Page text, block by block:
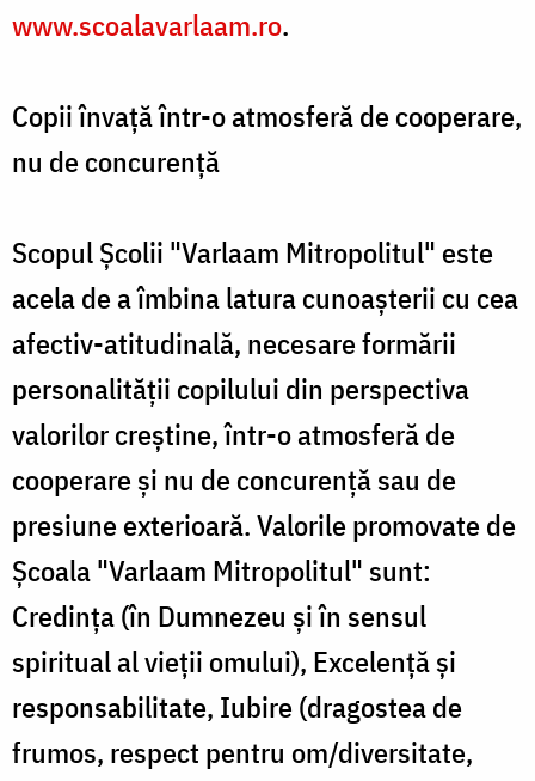
www.scoalavarlaam.ro.
Copii învaţă într-o atmosferă de cooperare,
nu de concurenţă
Scopul Şcolii "Varlaam Mitropolitul" este
acela de a îmbina latura cunoaşterii cu cea
afectiv-atitudinală, necesare formării
personalităţii copilului din perspectiva
valorilor creştine, într-o atmosferă de
cooperare şi nu de concurenţă sau de
presiune exterioară. Valorile promovate de
Şcoala "Varlaam Mitropolitul" sunt:
Credinţa (în Dumnezeu şi în sensul
spiritual al vieţii omului), Excelenţă şi
responsabilitate, Iubire (dragostea de
frumos, respect pentru om/diversitate,